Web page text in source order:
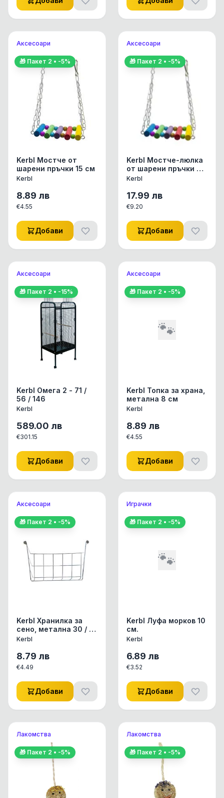
🎁 Пакет 2 • -5%
Аксесоари
Kerbl Мостче от
шарени пръчки 15 см
Kerbl
8.89 лв
€4.55
Добави
🎁 Пакет 2 • -5%
Аксесоари
Kerbl Мостче-люлка
от шарени пръчки 20
см
Kerbl
17.99 лв
€9.20
Добави
🎁 Пакет 2 • -15%
Аксесоари
Kerbl Омега 2 - 71 /
56 / 146
Kerbl
589.00 лв
€301.15
Добави
🎁 Пакет 2 • -5%
Аксесоари
🐾
Kerbl Топка за храна,
метална 8 см
Kerbl
8.89 лв
€4.55
Добави
🎁 Пакет 2 • -5%
Аксесоари
Kerbl Хранилка за
сенo, метална 30 / 10
/ 15
Kerbl
8.79 лв
€4.49
Добави
🎁 Пакет 2 • -5%
Играчки
🐾
Kerbl Луфа морков 10
см.
Kerbl
6.89 лв
€3.52
Добави
🎁 Пакет 2 • -5%
Лакомства
🎁 Пакет 2 • -5%
Лакомства